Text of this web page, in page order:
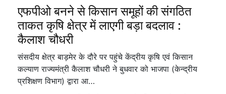
एफपीओ बनने से किसान समूहों की संगठित
ताकत कृषि क्षेत्र में लाएगी बड़ा बदलाव :
कैलाश चौधरी
संसदीय क्षेत्र बाड़मेर के दौरे पर पहुंचे केंद्रीय कृषि एवं किसान
कल्याण राज्यमंत्री कैलाश चौधरी ने बुधवार को भाजपा (केन्द्रीय
प्रशिक्षण विभाग) द्वारा आ…